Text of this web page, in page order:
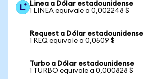
Linea a Dólar estadounidense
1 LINEA equivale a 0,002248 $
Request a Dólar estadounidense
1 REQ equivale a 0,0509 $
Turbo a Dólar estadounidense
1 TURBO equivale a 0,000828 $